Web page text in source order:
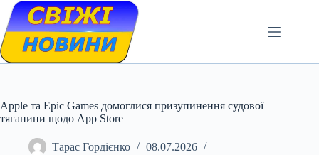
Skip
content
Apple та Epic Games домоглися призупинення судової
тяганини щодо App Store
Тарас Гордієнко
08.07.2026